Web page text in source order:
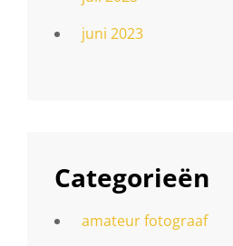
juni 2023
Categorieën
amateur fotograaf